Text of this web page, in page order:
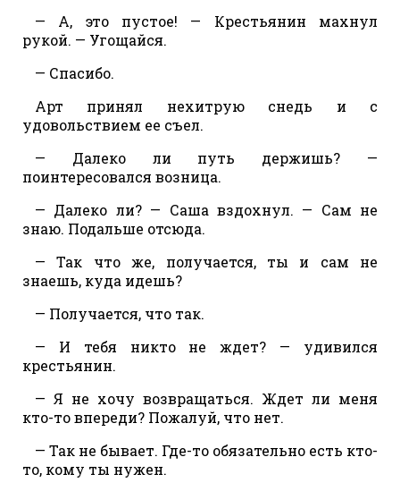
— А, это пустое! — Крестьянин махнул
рукой. — Угощайся.
— Спасибо.
Арт принял нехитрую снедь и с
удовольствием ее съел.
— Далеко ли путь держишь? —
поинтересовался возница.
— Далеко ли? — Саша вздохнул. — Сам не
знаю. Подальше отсюда.
— Так что же, получается, ты и сам не
знаешь, куда идешь?
— Получается, что так.
— И тебя никто не ждет? — удивился
крестьянин.
— Я не хочу возвращаться. Ждет ли меня
кто-то впереди? Пожалуй, что нет.
— Так не бывает. Где-то обязательно есть кто-
то, кому ты нужен.